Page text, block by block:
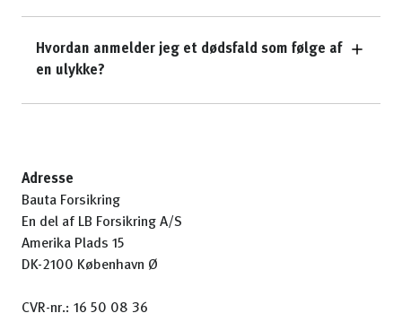
Hvordan anmelder jeg et dødsfald som følge af
en ulykke?
Adresse
Bauta Forsikring
En del af LB Forsikring A/S
Amerika Plads 15
DK-2100 København Ø
CVR-nr.: 16 50 08 36